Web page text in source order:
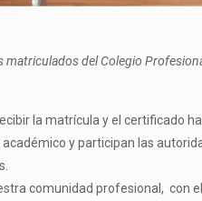
del Colegio
la matrícula y el certificado
y participan las
comunidad profesional, con